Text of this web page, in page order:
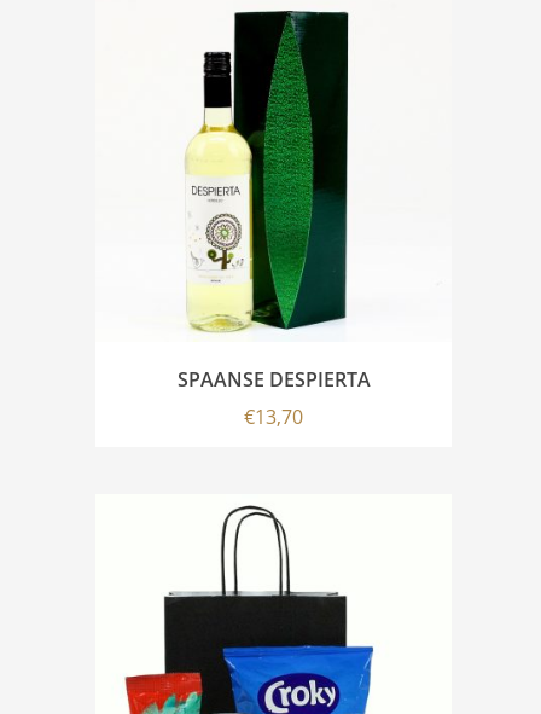
SPAANSE DESPIERTA
€13,70